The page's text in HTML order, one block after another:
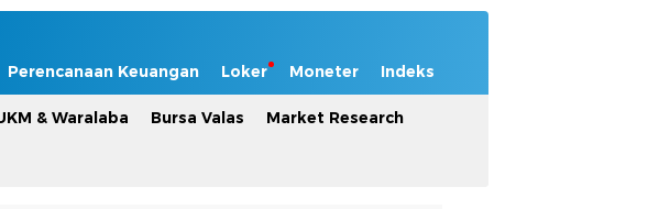
Perencanaan Keuangan Loker Moneter Indeks
& Waralaba Bursa Valas Market Research